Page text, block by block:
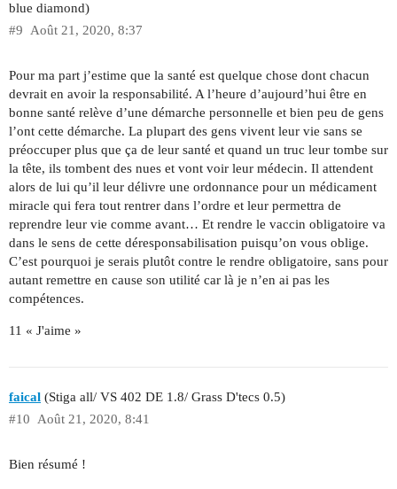
blue diamond)
Août 21, 2020, 8:37
#9
Pour ma part j’estime que la santé est quelque chose dont chacun
devrait en avoir la responsabilité. A l’heure d’aujourd’hui être en
bonne santé relève d’une démarche personnelle et bien peu de gens
l’ont cette démarche. La plupart des gens vivent leur vie sans se
préoccuper plus que ça de leur santé et quand un truc leur tombe sur
la tête, ils tombent des nues et vont voir leur médecin. Il attendent
alors de lui qu’il leur délivre une ordonnance pour un médicament
miracle qui fera tout rentrer dans l’ordre et leur permettra de
reprendre leur vie comme avant… Et rendre le vaccin obligatoire va
dans le sens de cette déresponsabilisation puisqu’on vous oblige.
C’est pourquoi je serais plutôt contre le rendre obligatoire, sans pour
autant remettre en cause son utilité car là je n’en ai pas les
compétences.
11 « J'aime »
faical (Stiga all/ VS 402 DE 1.8/ Grass D'tecs 0.5)
Août 21, 2020, 8:41
#10
Bien résumé !